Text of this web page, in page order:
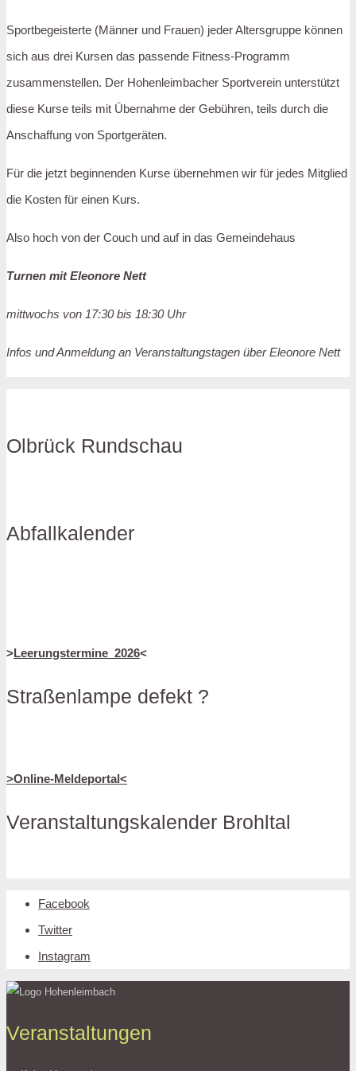
Sportbegeisterte (Männer und Frauen) jeder Altersgruppe können
sich aus drei Kursen das passende Fitness-Programm
zusammenstellen. Der Hohenleimbacher Sportverein unterstützt
diese Kurse teils mit Übernahme der Gebühren, teils durch die
Anschaffung von Sportgeräten.
Für die jetzt beginnenden Kurse übernehmen wir für jedes Mitglied
die Kosten für einen Kurs.
Also hoch von der Couch und auf in das Gemeindehaus
Turnen mit Eleonore Nett
mittwochs von 17:30 bis 18:30 Uhr
Infos und Anmeldung an Veranstaltungstagen über Eleonore Nett
Olbrück Rundschau
Abfallkalender
>Leerungstermine_2026<
Straßenlampe defekt ?
>Online-Meldeportal<
Veranstaltungskalender Brohltal
Facebook
Twitter
Instagram
Veranstaltungen